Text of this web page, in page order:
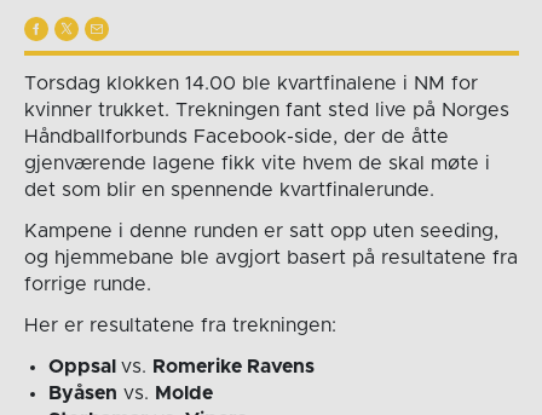
Torsdag klokken 14.00 ble kvartfinalene i NM for
kvinner trukket. Trekningen fant sted live på Norges
Håndballforbunds Facebook-side, der de åtte
gjenværende lagene fikk vite hvem de skal møte i
det som blir en spennende kvartfinalerunde.
Kampene i denne runden er satt opp uten seeding,
og hjemmebane ble avgjort basert på resultatene fra
forrige runde.
Her er resultatene fra trekningen:
Oppsal vs. Romerike Ravens
Byåsen vs. Molde